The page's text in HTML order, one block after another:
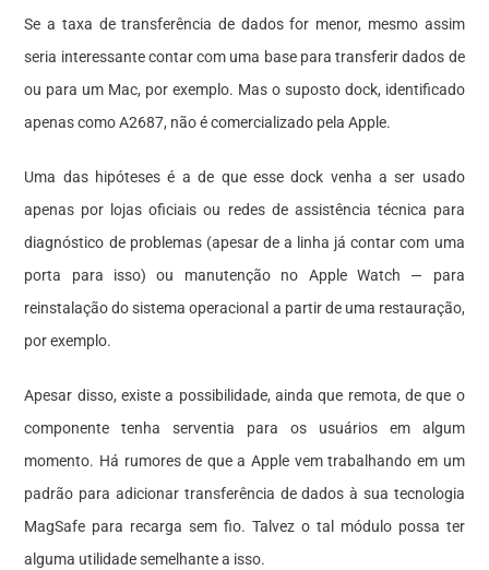
Se a taxa de transferência de dados for menor, mesmo assim
seria interessante contar com uma base para transferir dados de
ou para um Mac, por exemplo. Mas o suposto dock, identificado
apenas como A2687, não é comercializado pela Apple.
Uma das hipóteses é a de que esse dock venha a ser usado
apenas por lojas oficiais ou redes de assistência técnica para
diagnóstico de problemas (apesar de a linha já contar com uma
porta para isso) ou manutenção no Apple Watch — para
reinstalação do sistema operacional a partir de uma restauração,
por exemplo.
Apesar disso, existe a possibilidade, ainda que remota, de que o
componente tenha serventia para os usuários em algum
momento. Há rumores de que a Apple vem trabalhando em um
padrão para adicionar transferência de dados à sua tecnologia
MagSafe para recarga sem fio. Talvez o tal módulo possa ter
alguma utilidade semelhante a isso.